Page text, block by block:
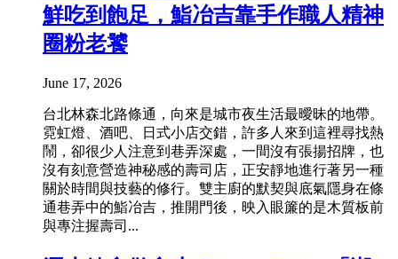
鮮吃到飽足，鮨冶吉靠手作職人精神
圈粉老饕
June 17, 2026
台北林森北路條通，向來是城市夜生活最曖昧的地帶。
霓虹燈、酒吧、日式小店交錯，許多人來到這裡尋找熱
鬧，卻很少人注意到巷弄深處，一間沒有張揚招牌，也
沒有刻意營造神秘感的壽司店，正安靜地進行著另一種
關於時間與技藝的修行。雙主廚的默契與底氣隱身在條
通巷弄中的鮨冶吉，推開門後，映入眼簾的是木質板前
與專注握壽司...